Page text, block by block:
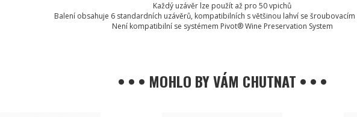
Každý uzávěr lze použít až pro 50 vpichů
Balení obsahuje 6 standardních uzávěrů, kompatibilních s většinou lahví se šroubovacím
Není kompatibilní se systémem Pivot® Wine Preservation System
• • • MOHLO BY VÁM CHUTNAT • • •